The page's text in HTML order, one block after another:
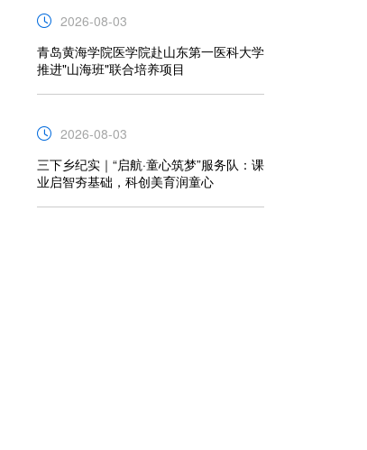
2026-08-03
青岛黄海学院医学院赴山东第一医科大学
推进"山海班"联合培养项目
2026-08-03
三下乡纪实｜“启航·童心筑梦”服务队：课
业启智夯基础，科创美育润童心